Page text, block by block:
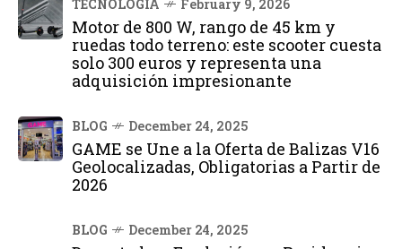
TECNOLOGÍA February 9, 2026
Motor de 800 W, rango de 45 km y
ruedas todo terreno: este scooter cuesta
solo 300 euros y representa una
adquisición impresionante
BLOG December 24, 2025
GAME se Une a la Oferta de Balizas V16
Geolocalizadas, Obligatorias a Partir de
2026
BLOG December 24, 2025